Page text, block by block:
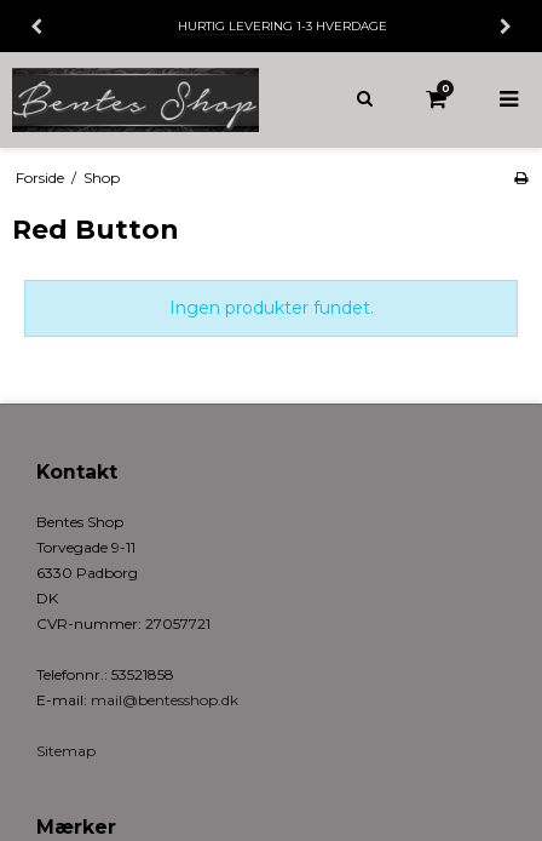
HURTIG LEVERING 1-3 HVERDAGE
0
Forside / Shop
Red Button
Ingen produkter fundet.
Kontakt
Bentes Shop
Torvegade 9-11
6330 Padborg
DK
CVR-nummer: 27057721
Telefonnr.: 53521858
E-mail: mail@bentesshop.dk
Sitemap
Mærker